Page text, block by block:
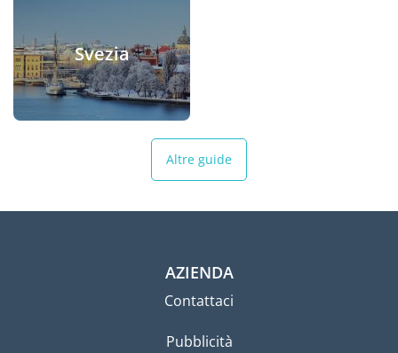
Svezia
Altre guide
AZIENDA
Contattaci
Pubblicità